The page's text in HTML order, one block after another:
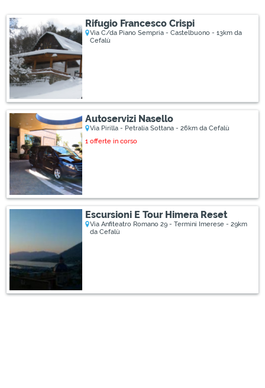
Rifugio Francesco Crispi
Via C/da Piano Sempria - Castelbuono - 13km da
Cefalù
Autoservizi Nasello
Via Pirilla - Petralia Sottana - 26km da Cefalù
1 offerte in corso
Escursioni E Tour Himera Reset
Via Anfiteatro Romano 29 - Termini Imerese - 29km
da Cefalù